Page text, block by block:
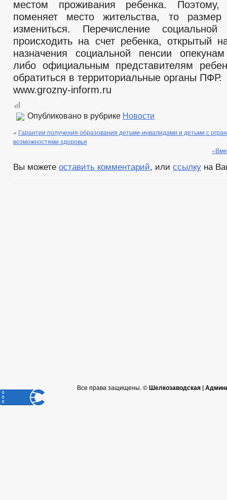
местом проживания ребенка. Поэтому,
поменяет место жительства, то
измениться. Перечисление
происходить на счет ребенка, открытый
назначения социальной пенсии
либо официальным представителям
обратиться в территориальные органы ПФР.
www.grozny-inform.ru
Опубликовано в рубрике Новости
« Гарантии получения образования детьми-инвалидами и детьми с
возможностями здоровья
Вы можете оставить комментарий, или ссылку на
Все права защищены. ©Шелкозаводская |